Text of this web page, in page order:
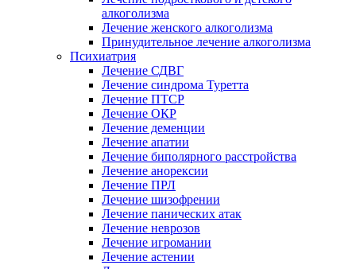
алкоголизма
Лечение женского алкоголизма
Принудительное лечение алкоголизма
Психиатрия
Лечение СДВГ
Лечение синдрома Туретта
Лечение ПТСР
Лечение ОКР
Лечение деменции
Лечение апатии
Лечение биполярного расстройства
Лечение анорексии
Лечение ПРЛ
Лечение шизофрении
Лечение панических атак
Лечение неврозов
Лечение игромании
Лечение астении